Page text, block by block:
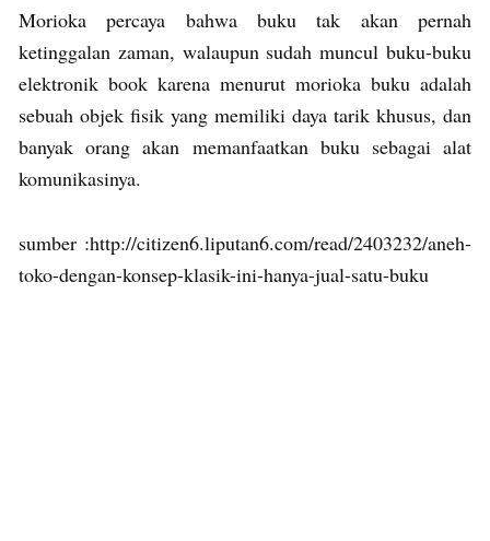
Morioka percaya bahwa buku tak akan pernah
ketinggalan zaman, walaupun sudah muncul buku-buku
elektronik book karena menurut morioka buku adalah
sebuah objek fisik yang memiliki daya tarik khusus, dan
banyak orang akan memanfaatkan buku sebagai alat
komunikasinya.
sumber :http://citizen6.liputan6.com/read/2403232/aneh-
toko-dengan-konsep-klasik-ini-hanya-jual-satu-buku